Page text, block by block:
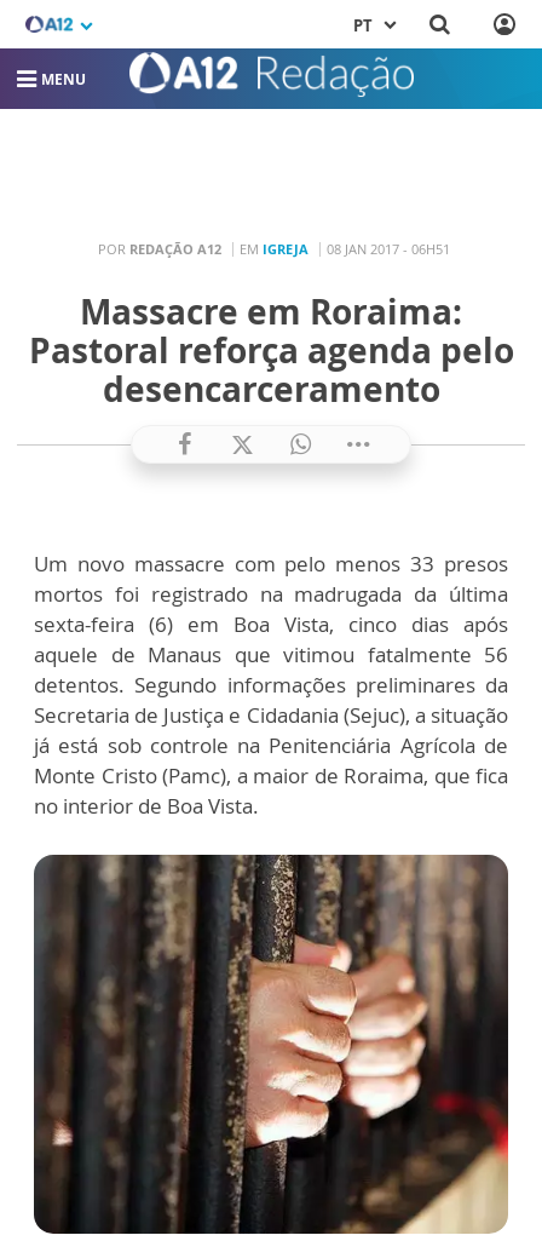
PT
MENU
POR REDAÇÃO A12 EM IGREJA 08 JAN 2017 - 06H51
Massacre em Roraima:
Pastoral reforça agenda pelo
desencarceramento
Um novo massacre com pelo menos 33 presos
mortos foi registrado na madrugada da última
sexta-feira (6) em Boa Vista, cinco dias após
aquele de Manaus que vitimou fatalmente 56
detentos. Segundo informações preliminares da
Secretaria de Justiça e Cidadania (Sejuc), a situação
já está sob controle na Penitenciária Agrícola de
Monte Cristo (Pamc), a maior de Roraima, que fica
no interior de Boa Vista.